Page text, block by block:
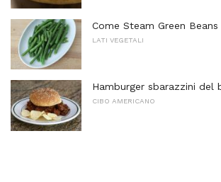
Come Steam Green Beans
LATI VEGETALI
Hamburger sbarazzini del
CIBO AMERICANO